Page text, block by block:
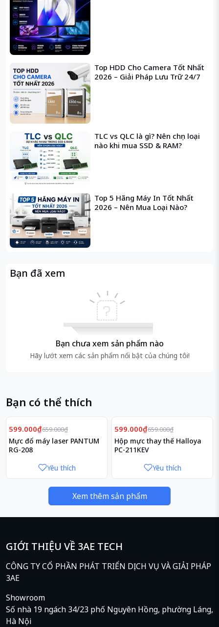
mong đợi.
Đặc điểm nổi bật của Laptop Acer Aspire
A515-51-39L4 NX.GP4SV.016
Laptop Acer Aspire A515 có kiểu dáng khá đơn giản
nhưng chắc chắn, tiện dụng với các góc cạnh được
thiết kế bo tròn, vỏ nhựa nhưng không dễ bị tác động,
máy mang những đường vân nổi độc đáo.
Màn hình lớn sắc nét
Acer Aspire A515-51-39L4 NX.GP4SV.016 thích hợp cho
những người dùng cần không gian làm việc lớn như
thiết kế đồ họa, xây dựng, kế toán... với màn hình kích
thước lớn 15.6 inch. Độ phân giải màn hình đạt FullHD
sắc nét, độ chi tiết cao giải trí, làm việc tốt.
Top HDD Cho Camera Tốt Nhất
2026 – Giải Pháp Lưu Trữ 24/7
TLC vs QLC là gì? Nên chọn loại
nào khi mua SSD & RAM?
Top 5 Hãng Máy In Tốt Nhất
2026 – Nên Mua Loại Nào?
Bạn đã xem
Bạn chưa xem sản phẩm nào
Hãy lướt xem các sản phẩm nổi bật của chúng tôi!
Bạn có thể thích
Giảm9%
599.000₫659.000₫
Mực đổ máy laser PANTUM
RG-208
Yêu thích
Giảm9%
599.000₫659.000₫
Hộp mực thay thế Halloya
PC-211KEV
Yêu thích
Xem thêm sản phẩm
GIỚI THIỆU VỀ 3AE TECH
CÔNG TY CỔ PHẦN PHÁT TRIỂN DỊCH VỤ VÀ GIẢI PHÁP
3AE
Showroom
Số nhà 19 ngách 34/23 phố Nguyên Hồng, phường Láng,
Hà Nội